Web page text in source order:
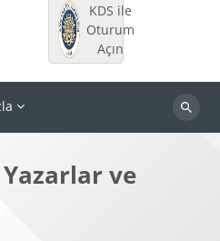
KDS ile
Oturum
Açın
Dersleri
Yazarlar ve